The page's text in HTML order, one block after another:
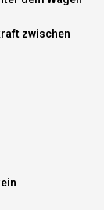
zwischen